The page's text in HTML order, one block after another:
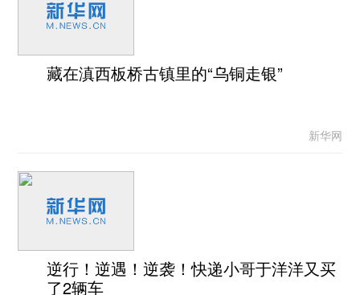
藏在滇西板桥古镇里的“乌铜走银”
新华网
逆行！逆遇！逆袭！快递小哥于洋洋又买
了2辆车